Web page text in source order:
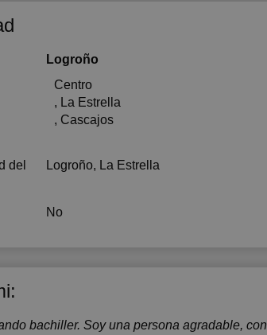
Logroño
Centro
, La Estrella
, Cascajos
del
Logroño, La Estrella
No
bachiller. Soy una persona agradable,